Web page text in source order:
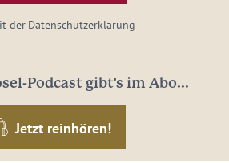
der Datenschutzerklärung
Podcast gibt's im Abo...
Jetzt reinhören!